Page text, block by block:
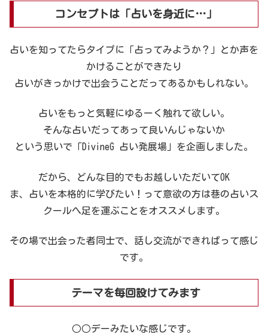
コンセプトは「占いを身近に…」
占いを知ってたらタイプに「占ってみようか？」とか声を
かけることができたり
占いがきっかけで出会うことだってあるかもしれない。
占いをもっと気軽にゆるーく触れて欲しい。
そんな占いだってあって良いんじゃないか
という思いで「DivineG 占い発展場」を企画しました。
だから、どんな目的でもお越しいただいてOK
ま、占いを本格的に学びたい！って意欲の方は巷の占いス
クールへ足を運ぶことをオススメします。
その場で出会った者同士で、話し交流ができればって感じ
です。
テーマを毎回設けてみます
○○デーみたいな感じです。